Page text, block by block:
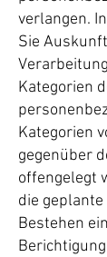
verlangen.
Sie
Kategorien
Kategorien
gegenüber
offengelegt
die
Bestehen